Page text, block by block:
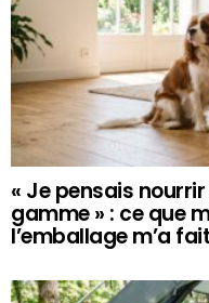
« Je pensais
gamme » : ce que
l’emballage m’a